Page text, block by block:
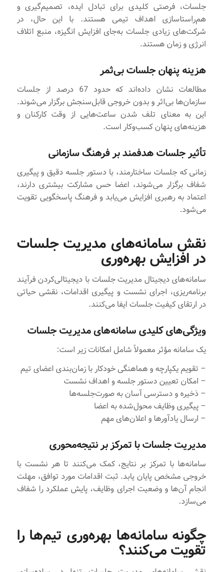
جلسات، فرصتی کلیدی برای تبادل ایده، تصمیم‌گیری و
هم‌راستاسازی اهداف تیمی هستند. با این حال، در
شرکت‌های زیادی جلسات به‌جای افزایش انگیزه، منبع اتلاف
انرژی و زمان هستند.
هزینه پنهان جلسات بی‌ثمر
مطالعات نشان داده‌اند که حدود 67 درصد از جلسات
سازمان‌ها بی‌اثر و بدون خروجی قابل‌سنجش برگزار می‌شوند.
این به معنای تلف شدن ساعت‌هایی از وقت کارکنان و
هزینه‌های پنهان کسب‌وکار است.
تأثیر جلسات هدفمند بر فرهنگ سازمانی
زمانی که جلسات ساختارمند، با دستور جلسه دقیق و پیگیری
شفاف برگزار می‌شوند، اعضا حس مشارکت بیشتری دارند،
اعتماد به رهبری افزایش می‌یابد و فرهنگ پاسخگویی تقویت
می‌شود.
نقش سامانه‌های مدیریت جلسات
در افزایش بهره‌وری
سامانه‌های دیجیتال مدیریت جلسات با دیجیتالی‌کردن فرآیند
برنامه‌ریزی، اجرای نشست و پیگیری اقدامات، نقشی حیاتی
در ارتقای کیفیت جلسات ایفا می‌کنند.
ویژگی‌های کلیدی سامانه‌های مدیریت جلسات
یک سامانه مؤثر معمولاً شامل امکانات زیر است:
– تقویم یکپارچه و هماهنگی خودکار با زمان‌بندی اعضای تیم
– امکان تعیین دستور جلسه و اهداف نشست
– ذخیره و دسترسی آسان به صورت‌جلسه‌ها
– پیگیری وظایف محول‌شده به اعضا
– ارسال یادآورها و اعلان‌های مهم
مدیریت جلسات با تمرکز بر نتیجه‌محوری
سامانه‌ها با تمرکز بر نتایج، کمک می‌کنند تا هر نشست با
خروجی مشخص پایان یابد. ثبت اقدامات مورد توافق، مهلت
انجام آن‌ها و وضعیت اجرای وظایف، پایش عملکرد را شفاف
می‌سازد.
چگونه سامانه‌ها بهره‌وری تیم‌ها را
تقویت می‌کنند؟